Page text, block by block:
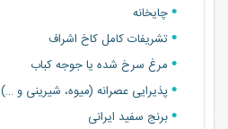
چایخانه
تشریفات کامل کاخ اشراف
مرغ سرخ شده یا جوجه کباب
پذیرایی عصرانه (میوه، شیرینی و …)
برنج سفید ایرانی